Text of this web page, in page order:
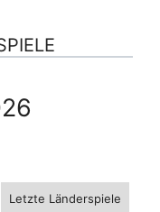
Letzte Länderspiele